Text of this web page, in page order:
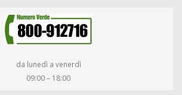
da lunedì a venerdì
09:00 – 18:00